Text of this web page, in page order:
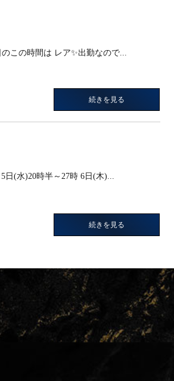
この時間は レア✨️出勤なので...
続きを見る
(水)20時半～27時 6日(木)...
続きを見る